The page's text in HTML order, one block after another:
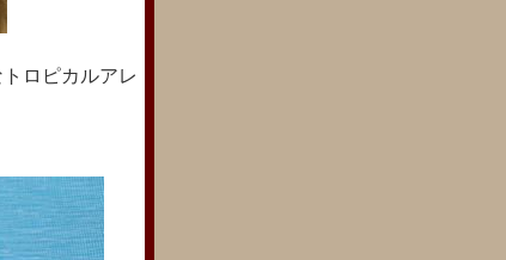
ロピカルアレ